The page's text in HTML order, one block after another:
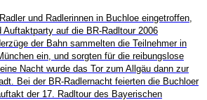
und Radlerinnen in Buchloe eingetroffen,
auf die BR-Radltour 2006
der Bahn sammelten die Teilnehmer in
ein, und sorgten für die reibungslose
Nacht wurde das Tor zum Allgäu dann zur
Bei der BR-Radlernacht feierten die Buchloer
der 17. Radltour des Bayerischen